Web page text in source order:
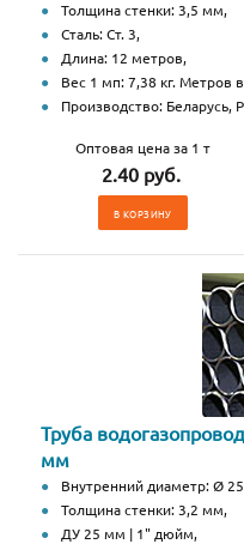
Толщина стенки: 3,5 мм,
Сталь: Ст. 3,
Длина: 12 метров,
Вес 1 мп: 7,38 кг. Метров
Производство: Беларусь,
Оптовая цена за 1 т
2.40 руб.
В КОРЗИНУ
Труба
мм
Внутренний диаметр: Ø
Толщина стенки: 3,2 мм,
ДУ 25 мм | 1" дюйм,